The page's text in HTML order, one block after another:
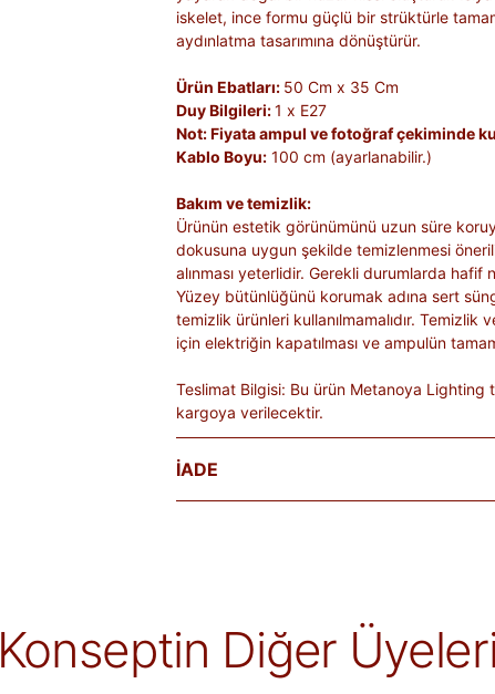
iskelet, ince formu güçlü bir strüktürle
aydınlatma tasarımına dönüştürür.
Ürün Ebatları: 50 Cm x 35 Cm
Duy Bilgileri:1 x E27
Not: Fiyata ampul ve fotoğraf çekiminde
Kablo Boyu: 100 cm (ayarlanabilir.)
Bakım ve temizlik:
Ürünün estetik görünümünü uzun süre
dokusuna uygun şekilde temizlenmesi
alınması yeterlidir. Gerekli durumlarda hafif
Yüzey bütünlüğünü korumak adına sert
temizlik ürünleri kullanılmamalıdır. Temizlik
için elektriğin kapatılması ve ampulün
Teslimat Bilgisi: Bu ürün Metanoya Lighting
kargoya verilecektir.
İADE
alır.
İade edilen ürünler, iade şartlarına uygun
iletilir. İade sürecini başlatmak için lütfen
Konseptin Diğer